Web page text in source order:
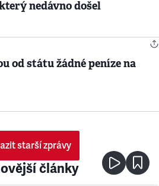
nedávno došel
od státu žádné peníze na
starší zprávy
články